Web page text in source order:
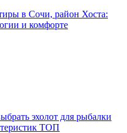
в Сочи, район Хоста:
и комфорте
эхолот для рыбалки
ТОП